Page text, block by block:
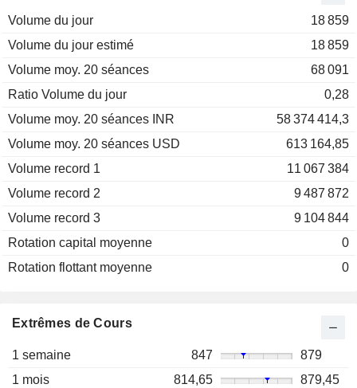
Volume du jour
18 859
Volume du jour estimé
18 859
Volume moy. 20 séances
68 091
Ratio Volume du jour
0,28
Volume moy. 20 séances INR
58 374 414,3
Volume moy. 20 séances USD
613 164,85
Volume record 1
11 067 384
Volume record 2
9 487 872
Volume record 3
9 104 844
Rotation capital moyenne
0
Rotation flottant moyenne
0
Extrêmes de Cours
1 semaine 847
879
1 mois
814,65
879,45